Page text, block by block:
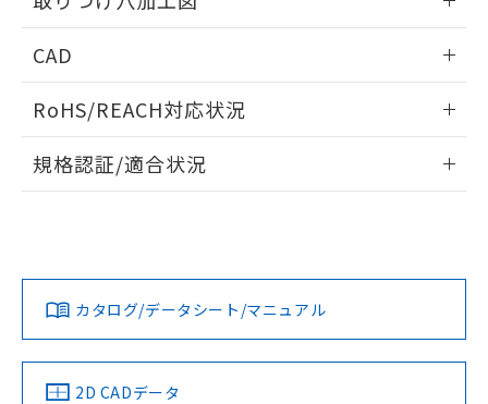
CAD
ドすることができます。
ログイン/会員登録
ダウンロードデータをご利用いただく前に、以下を必ずお読
みください。
ソフトウェアの使用条件
RoHS/REACH対応状況
EU RoHS 注意事項・凡例
対応済み
中国 RoHS 注意事項・凡例
規格認証/適合状況
カタログ/データシート/マニュアル
2D CADデータ
また、RoHS指令のフタル酸エステル類４
欄に対応日を記載しておりました。
既に当社にて対応品への在庫切替を完了
していることから、特段のことがない限
り、2022年1月12日より割愛しておりま
す。